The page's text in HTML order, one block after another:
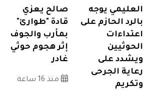
العليمي يوجه
بالرد الحازم على
اعتداءات
الحوثيين
ويشدد على
رعاية الجرحى
وتكريم
صالح يعزي
قادة "طوارئ"
بمأرب والجوف
إثر هجوم حوثي
غادر
منذ 16 ساعة